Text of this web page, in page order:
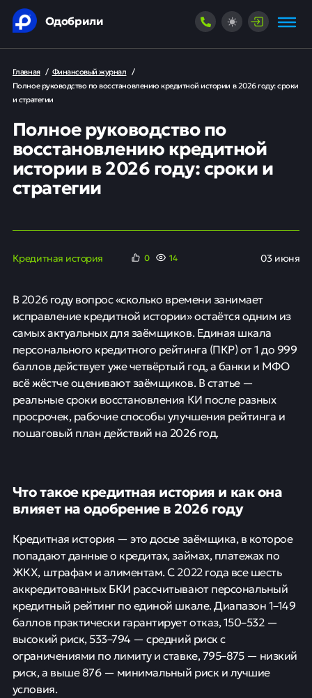
Одобрили
Главная / Финансовый журнал /
Полное руководство по восстановлению кредитной истории в 2026 году: сроки
и стратегии
Полное руководство по
восстановлению кредитной
истории в 2026 году: сроки и
стратегии
Кредитная история 0 14 03 июня
В 2026 году вопрос «сколько времени занимает
исправление кредитной истории» остаётся одним из
самых актуальных для заёмщиков. Единая шкала
персонального кредитного рейтинга (ПКР) от 1 до 999
баллов действует уже четвёртый год, а банки и МФО
всё жёстче оценивают заёмщиков. В статье —
реальные сроки восстановления КИ после разных
просрочек, рабочие способы улучшения рейтинга и
пошаговый план действий на 2026 год.
Что такое кредитная история и как она
влияет на одобрение в 2026 году
Кредитная история — это досье заёмщика, в которое
попадают данные о кредитах, займах, платежах по
ЖКХ, штрафам и алиментам. С 2022 года все шесть
аккредитованных БКИ рассчитывают персональный
кредитный рейтинг по единой шкале. Диапазон 1–149
баллов практически гарантирует отказ, 150–532 —
высокий риск, 533–794 — средний риск с
ограничениями по лимиту и ставке, 795–875 — низкий
риск, а выше 876 — минимальный риск и лучшие
условия.